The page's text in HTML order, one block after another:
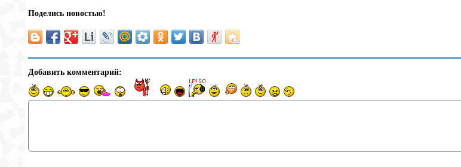
Поделись новостью!
Добавить комментарий: